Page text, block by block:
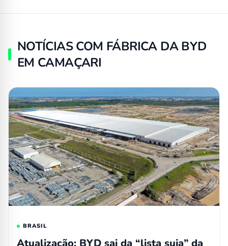
NOTÍCIAS COM FÁBRICA DA BYD
EM CAMAÇARI
BRASIL
Atualização: BYD sai da “lista suja” da